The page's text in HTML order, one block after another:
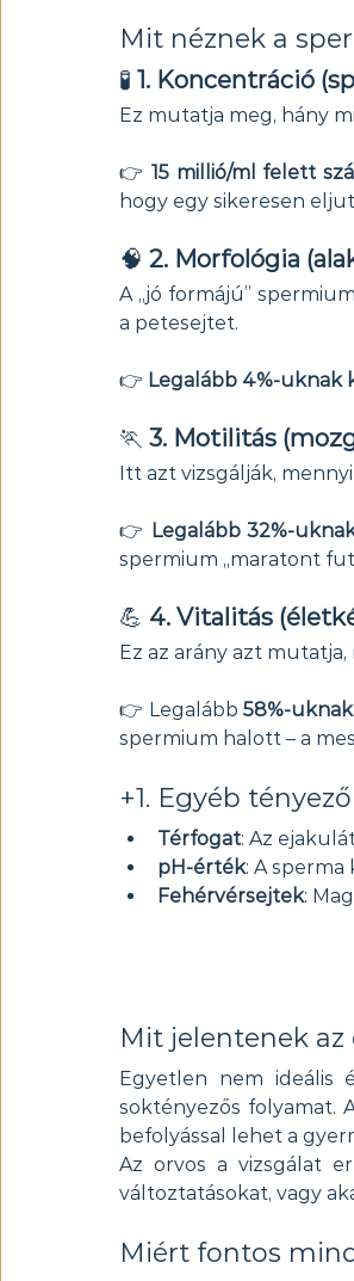
Mit néznek a
🧪 1. Koncentráció
Ez mutatja meg, hány
👉 15 millió/ml felett
hogy egy sikeresen
🧠 2. Morfológia
A „jó formájú”
a petesejtet.
👉 Legalább 4%-uknak
🏃 3. Motilitás
Itt azt vizsgálják,
👉 Legalább 32%-
spermium „maratont
💪 4. Vitalitás
Ez az arány azt
👉 Legalább 58%-
spermium halott – a
+1. Egyéb
Térfogat: Az
pH-érték: A
Fehérvérsejtek:
Mit jelentenek az
Egyetlen nem ideális
soktényezős folyamat.
befolyással lehet a
Az orvos a vizsgálat
változtatásokat, vagy
Miért fontos